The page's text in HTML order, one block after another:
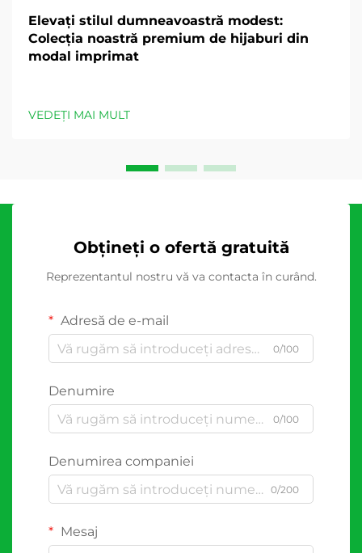
Elevați stilul dumneavoastră modest:
Colecția noastră premium de hijaburi din
modal imprimat
VEDEȚI MAI MULT
Obțineți o ofertă gratuită
Reprezentantul nostru vă va contacta în curând.
Adresă de e-mail
0/100
Denumire
0/100
Denumirea companiei
0/200
Mesaj